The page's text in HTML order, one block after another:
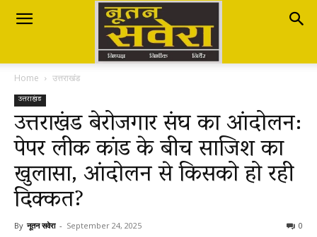
Nutan
Savera
नूतन
सवेरा
Home उत्तराखंड
उत्तराखंड
उत्तराखंड बेरोजगार संघ का आंदोलन:
पेपर लीक कांड के बीच साजिश का
खुलासा, आंदोलन से किसको हो रही
दिक्कत?
By नूतन सवेरा - September 24, 2025 0